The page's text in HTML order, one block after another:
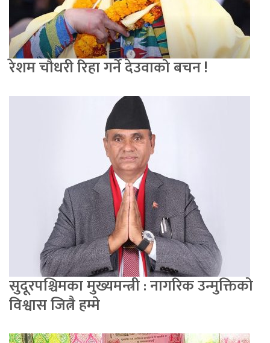
रेशम चौधरी रिहा गर्ने देउवाको बचन !
सुदूरपश्चिमका मुख्यमन्त्री : नागरिक उन्मुक्तिको
विश्वास जित्नै हम्मे